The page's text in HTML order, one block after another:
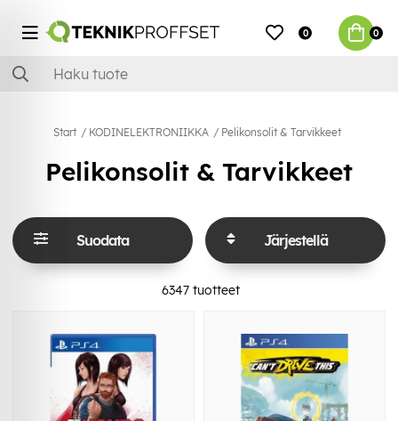
0 0
Start KODINELEKTRONIIKKA Pelikonsolit & Tarvikkeet
Pelikonsolit & Tarvikkeet
Suodata Järjestellä
6347 tuotteet